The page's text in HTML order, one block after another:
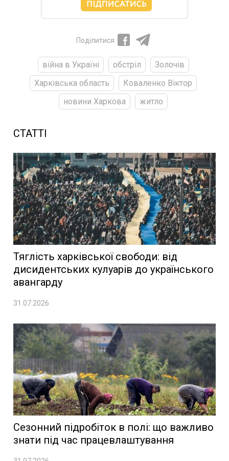
Поділитися
війна в Україні обстріл
Золочів
Харківська область
Коваленко Віктор
новини Харкова
житло
СТАТТІ
Тяглість харківської свободи: від
дисидентських кулуарів до українського
авангарду
31.07.2026
Сезонний підробіток в полі: що важливо
знати під час працевлаштування